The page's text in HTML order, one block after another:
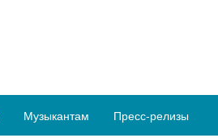
Музыкантам Пресс-релизы